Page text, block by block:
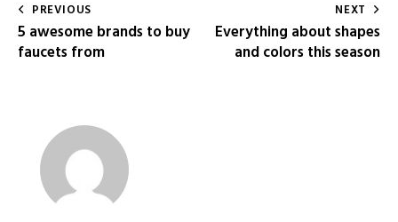
PREVIOUS
5 awesome brands to buy
faucets from
NEXT
Everything about shapes
and colors this season